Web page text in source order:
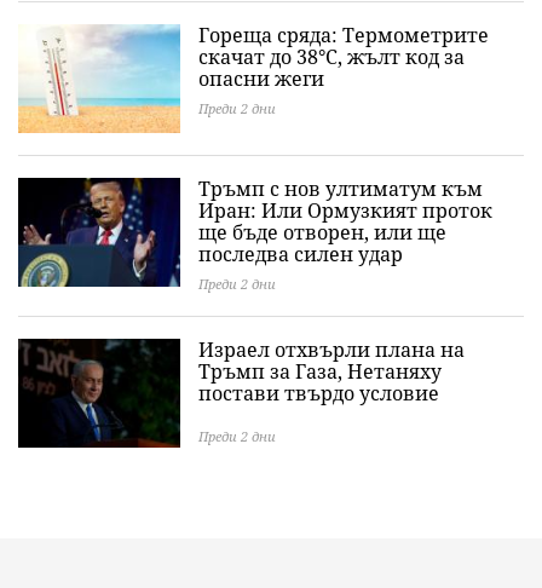
Гореща сряда: Термометрите
скачат до 38°C, жълт код за
опасни жеги
Преди 2 дни
Тръмп с нов ултиматум към
Иран: Или Ормузкият проток
ще бъде отворен, или ще
последва силен удар
Преди 2 дни
Израел отхвърли плана на
Тръмп за Газа, Нетаняху
постави твърдо условие
Преди 2 дни